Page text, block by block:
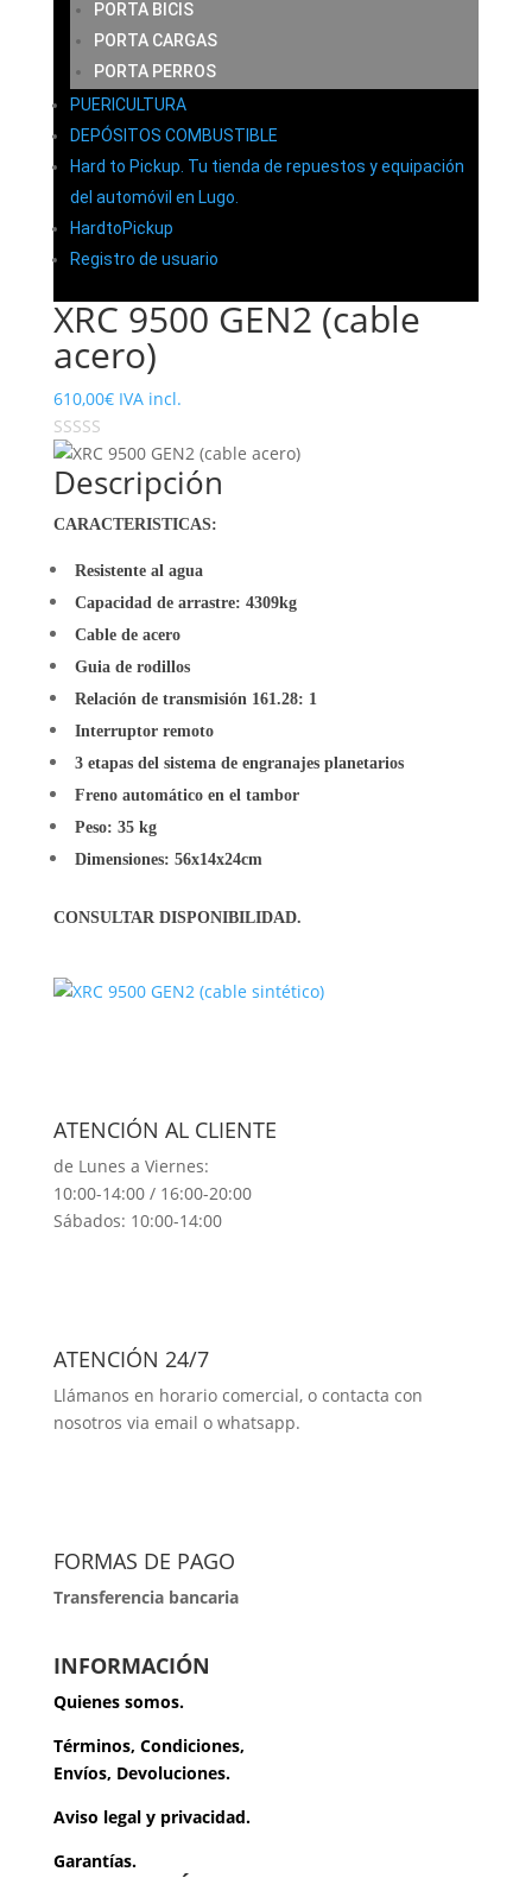
PORTA BICIS
PORTA CARGAS
PORTA PERROS
PUERICULTURA
DEPÓSITOS COMBUSTIBLE
Hard to Pickup. Tu tienda de repuestos y equipación
del automóvil en Lugo.
HardtoPickup
Registro de usuario
XRC 9500 GEN2 (cable
acero)
610,00€ IVA incl.
Descripción
CARACTERISTICAS:
Resistente al agua
Capacidad de arrastre: 4309kg
Cable de acero
Guia de rodillos
Relación de transmisión 161.28: 1
Interruptor remoto
3 etapas del sistema de engranajes planetarios
Freno automático en el tambor
Peso: 35 kg
Dimensiones: 56x14x24cm
CONSULTAR DISPONIBILIDAD.
ATENCIÓN AL CLIENTE
de Lunes a Viernes:
10:00-14:00 / 16:00-20:00
Sábados: 10:00-14:00
ATENCIÓN 24/7
Llámanos en horario comercial, o contacta con
nosotros via email o whatsapp.
FORMAS DE PAGO
Transferencia bancaria
INFORMACIÓN
Quienes somos.
Términos, Condiciones,
Envíos, Devoluciones.
Aviso legal y privacidad.
Garantías.